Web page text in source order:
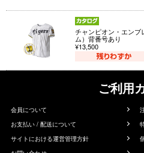
チャンピオン・エンブ
ム）背番号あり
¥13,500
ご利用
会員について
お支払い / 配送について
サイトにおける運営管理方針